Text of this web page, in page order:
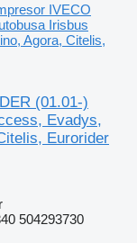
IVECO
Irisbus
Agora, Citelis,
(01.01-)
Evadys,
Eurorider
504293730